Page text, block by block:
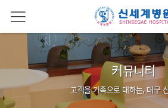
커뮤니티
고객을 가족으로 대하는, 대구